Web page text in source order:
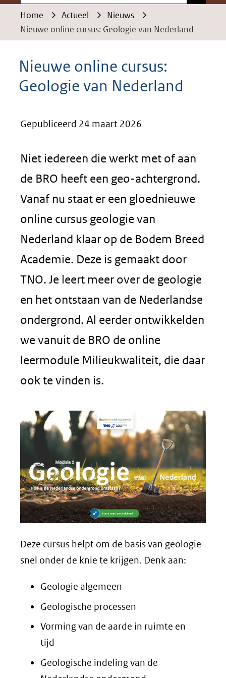
Home Actueel
Nieuws
Nieuwe online cursus: Geologie van Nederland
Nieuwe online cursus:
Geologie van Nederland
Gepubliceerd 24 maart 2026
Niet iedereen die werkt met of aan
de BRO heeft een geo-achtergrond.
Vanaf nu staat er een gloednieuwe
online cursus geologie van
Nederland klaar op de Bodem Breed
Academie. Deze is gemaakt door
TNO. Je leert meer over de geologie
en het ontstaan van de Nederlandse
ondergrond. Al eerder ontwikkelden
we vanuit de BRO de online
leermodule Milieukwaliteit, die daar
ook te vinden is.
Deze cursus helpt om de basis van geologie
snel onder de knie te krijgen. Denk aan:
Geologie algemeen
Geologische processen
Vorming van de aarde in ruimte en
tijd
Geologische indeling van de